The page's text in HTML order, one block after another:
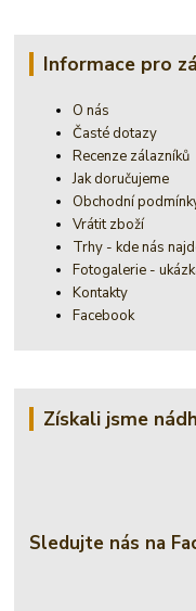
Informace pro
O nás
Časté dotazy
Recenze zálazníků
Jak doručujeme
Obchodní
Vrátit zboží
Trhy - kde nás
Fotogalerie -
Kontakty
Facebook
Získali jsme
Sledujte nás na